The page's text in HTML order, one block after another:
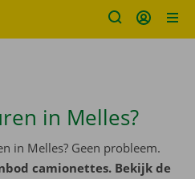
in Melles?
in Melles? Geen probleem.
camionettes. Bekijk de